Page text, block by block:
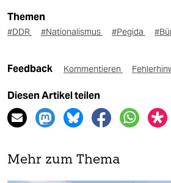
Themen
#DDR #Nationalismus #Pegida
Feedback Kommentieren
Diesen Artikel teilen
Mehr zum Thema